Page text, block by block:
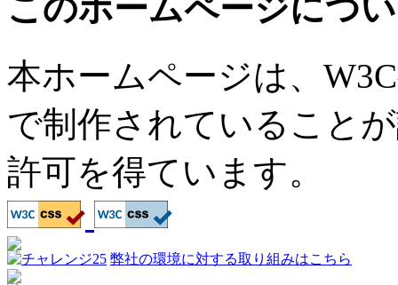
このホームページにつ
本ホームページは、
で制作されていること
許可を得ています。
弊社の環境に対する取り組みはこちら